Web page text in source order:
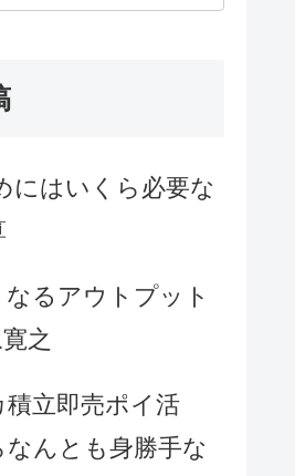
にはいくら必要な
るアウトプット
之
立即売ポイ活
んとも身勝手な